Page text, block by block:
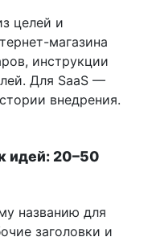
целей и
магазина
инструкции
Для SaaS —
внедрения.
идей: 20–50
названию для
заголовки и